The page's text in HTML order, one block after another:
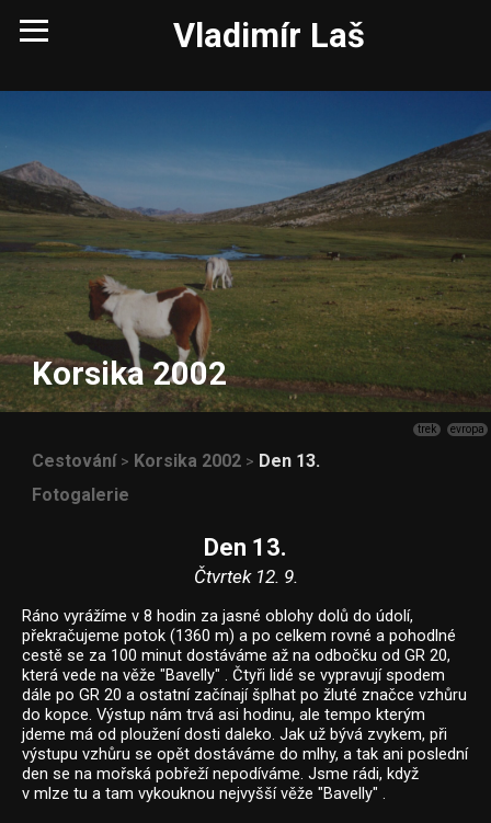
Vladimír Laš
Korsika 2002
trek evropa
Cestování> Korsika 2002 > Den 13.
Fotogalerie
Den 13.
Čtvrtek 12. 9.
Ráno vyrážíme v 8 hodin za jasné oblohy dolů do údolí,
překračujeme potok (1360 m) a po celkem rovné a pohodlné
cestě se za 100 minut dostáváme až na odbočku od GR 20,
která vede na věže "Bavelly" . Čtyři lidé se vypravují spodem
dále po GR 20 a ostatní začínají šplhat po žluté značce vzhůru
do kopce. Výstup nám trvá asi hodinu, ale tempo kterým
jdeme má od ploužení dosti daleko. Jak už bývá zvykem, při
výstupu vzhůru se opět dostáváme do mlhy, a tak ani poslední
den se na mořská pobřeží nepodíváme. Jsme rádi, když
v mlze tu a tam vykouknou nejvyšší věže "Bavelly" .